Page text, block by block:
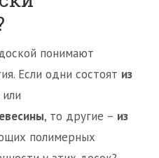
понимают
Если одни состоят из
или
, то другие – из
полимерных